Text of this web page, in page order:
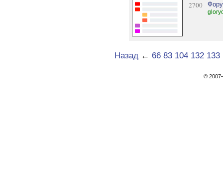
2700
Назад ← 66 83 104 132 133
©